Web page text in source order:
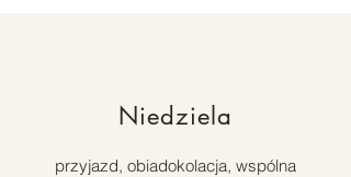
Niedziela
przyjazd, obiadokolacja, wspólna